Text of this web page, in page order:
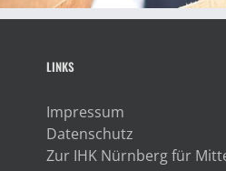
LINKS
Impressum
Datenschutz
Zur IHK Nürnberg für